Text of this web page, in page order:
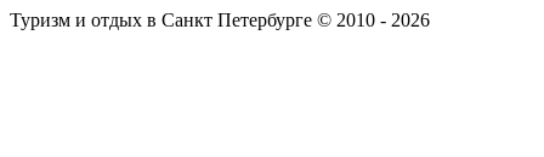
Туризм и отдых в Санкт Петербурге © 2010 - 2026